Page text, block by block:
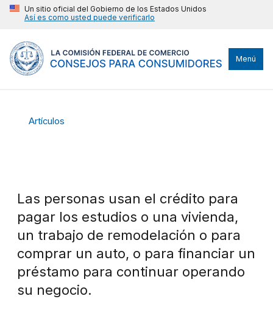
Un sitio oficial del Gobierno de los Estados Unidos
Así es como usted puede verificarlo
Menú
Artículos
Las personas usan el crédito para
pagar los estudios o una vivienda,
un trabajo de remodelación o para
comprar un auto, o para financiar un
préstamo para continuar operando
su negocio.